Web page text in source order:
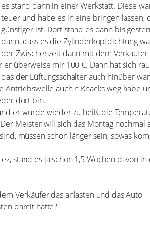
es stand dann in einer Werkstatt. Diese
teuer und habe es in eine bringen lassen,
günstiger ist. Dort stand es dann bis
dann, dass es die Zylinderkopfdichtung
der Zwischenzeit dann mit dem Verkäufer
überweise mir 100 €. Dann hat sich
der Lüftungsschalter auch hinüber
auch n Knacks weg habe
dort bin.
er wurde wieder zu heiß, die
Meister will sich das Montag nochmal
müssen schon länger sein, sowas
stand es ja schon 1,5 Wochen davon in
Verkäufer das anlasten und das Auto
damit hatte?